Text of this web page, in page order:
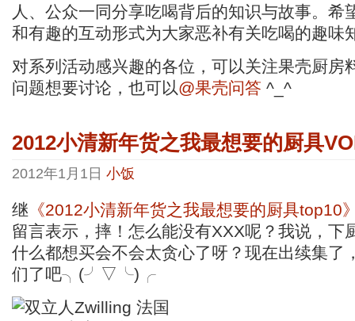
人、公众一同分享吃喝背后的知识与故事。希
和有趣的互动形式为大家恶补有关吃喝的趣味
对系列活动感兴趣的各位，可以关注果壳厨房
问题想要讨论，也可以@果壳问答 ^_^
2012小清新年货之我最想要的厨具
2012年1月1日 小饭
继 《2012小清新年货之我最想要的厨具top10
留言表示，摔！怎么能没有XXX呢？我说，下
什么都想买会不会太贪心了呀？现在出续集了
们了吧╮(╯▽╰)╭